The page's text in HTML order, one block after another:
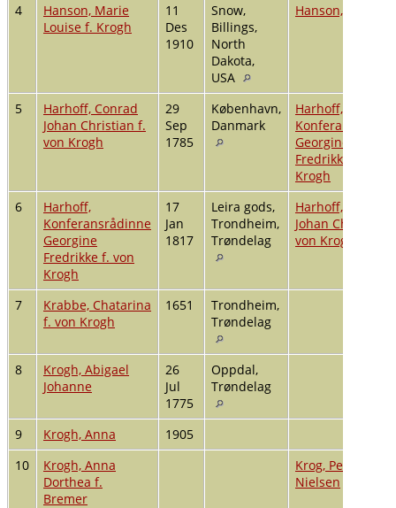
4
Hanson, Marie
Louise f. Krogh
11
Des
1910
Snow,
Billings,
North
Dakota,
USA
Hanson, Norman
5
Harhoff, Conrad
Johan Christian f.
von Krogh
29
Sep
1785
København,
Danmark
Harhoff,
Georgine
Fredrikke f. von
Krogh
6
Harhoff,
Konferansrådinne
Georgine
Fredrikke f. von
Krogh
17
Jan
1817
Leira gods,
Trondheim,
Trøndelag
Harhoff, Conrad
Johan Christian
von Krogh
7
Krabbe, Chatarina
f. von Krogh
1651
Trondheim,
Trøndelag
8
Krogh, Abigael
Johanne
26
Jul
1775
Oppdal,
Trøndelag
9 Krogh, Anna
1905
10
Krogh, Anna
Dorthea f.
Bremer
Krog, Peder
Nielsen